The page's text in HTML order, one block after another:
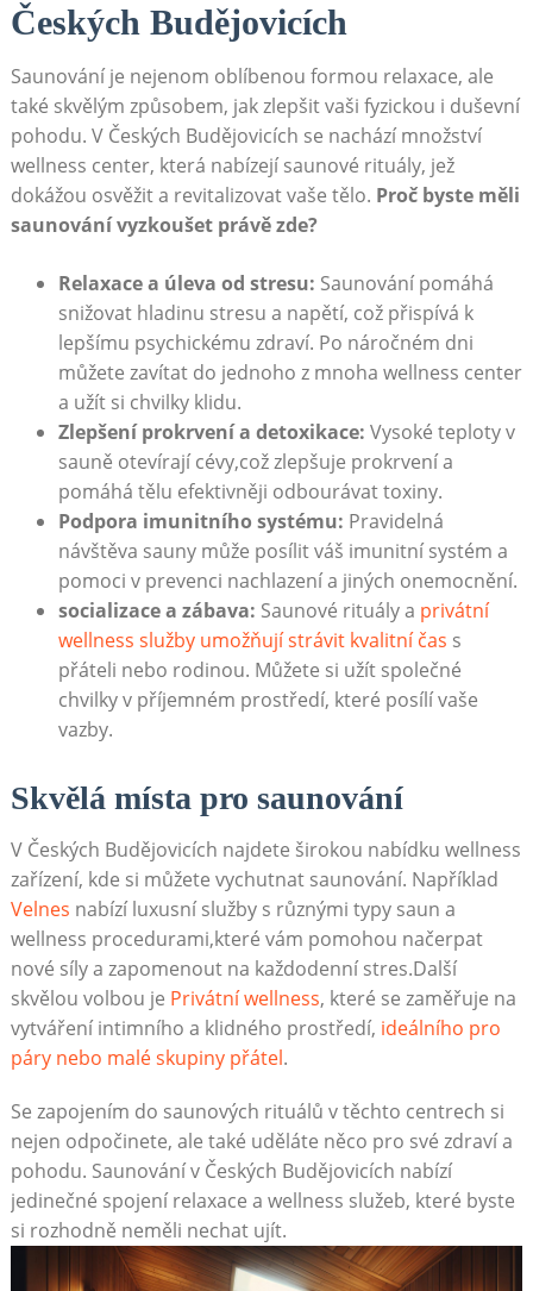
Českých Budějovicích
Saunování je⁢ nejenom oblíbenou formou relaxace, ale
také skvělým způsobem, jak ⁣zlepšit vaši fyzickou i⁢ duševní
pohodu. V‌ Českých Budějovicích se ‍nachází množství
wellness center, která nabízejí saunové rituály, jež
dokážou osvěžit a revitalizovat vaše tělo. Proč byste měli
saunování vyzkoušet právě zde?
Relaxace a úleva od stresu: Saunování pomáhá
snižovat ⁣hladinu stresu a napětí, což přispívá k
lepšímu psychickému zdraví. Po náročném dni
můžete zavítat do jednoho z mnoha wellness ⁣center
a užít si chvilky klidu.
Zlepšení prokrvení a detoxikace: Vysoké teploty ⁣v
sauně⁤ otevírají ​cévy,což zlepšuje ‌prokrvení a
pomáhá‍ tělu efektivněji odbourávat toxiny.
Podpora imunitního systému: Pravidelná
návštěva sauny může posílit váš imunitní systém a
pomoci‌ v prevenci nachlazení a jiných onemocnění.
socializace a zábava: Saunové rituály a privátní
wellness služby umožňují strávit kvalitní čas s
přáteli nebo rodinou. Můžete si užít společné
chvilky v příjemném prostředí, které posílí vaše
vazby.
Skvělá místa pro saunování
V Českých Budějovicích najdete širokou nabídku‌ wellness
zařízení, kde si můžete ⁣vychutnat saunování. Například
Velnes nabízí luxusní služby s různými typy saun a⁢
wellness procedurami,které vám pomohou načerpat
nové síly a zapomenout⁣ na každodenní stres.Další
skvělou volbou je‌ Privátní ⁢wellness, které se zaměřuje na
vytváření intimního a klidného prostředí, ideálního ‌pro
páry nebo malé skupiny přátel.
Se zapojením do saunových ⁣rituálů v těchto centrech si
nejen odpočinete, ale také uděláte něco pro své zdraví a
pohodu. Saunování v Českých Budějovicích nabízí
jedinečné spojení relaxace a wellness služeb,⁤ které byste
si rozhodně neměli nechat ujít.